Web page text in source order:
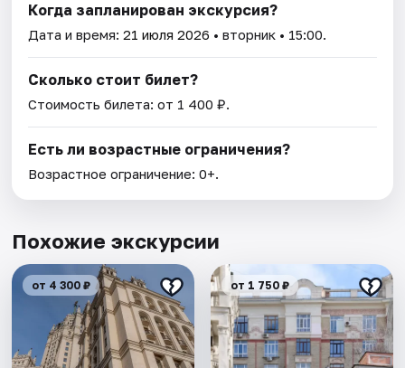
Когда запланирован экскурсия?
Дата и время:21 июля 2026 • вторник • 15:00.
Сколько стоит билет?
Стоимость билета: от 1 400 ₽.
Есть ли возрастные ограничения?
Возрастное ограничение: 0+.
Похожие экскурсии
от 4 300 ₽ от 1 750 ₽